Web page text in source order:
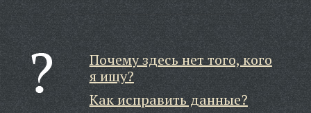
Почему здесь нет того, кого
я ищу?
Как исправить данные?